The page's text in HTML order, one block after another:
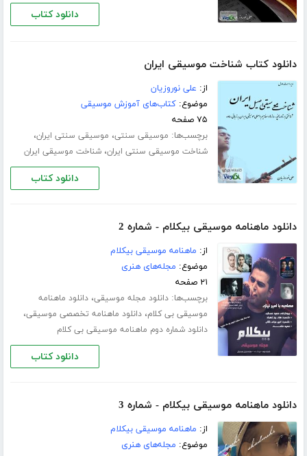
دانلود کتاب
دانلود کتاب شناخت موسیقی ایران
از: علی نوروزیان
موضوع:کتاب‌های آموزش موسیقی
۷۵ صفحه
برچسب‌ها: موسیقی سنتی، موسیقی سنتی ایران،
شناخت موسیقی سنتی ایران،شناخت موسیقی ایران
دانلود کتاب
دانلود ماهنامه موسیقی بیکلام - شماره 2
از: ماهنامه موسیقی بیکلام
موضوع: مجله‌های هنری
۲۱ صفحه
برچسب‌ها:دانلود مجله موسیقی،دانلود ماهنامه
موسیقی بی کلام،دانلود ماهنامه تخصصی موسیقی،
دانلود شماره دوم ماهنامه موسیقی بی کلام
دانلود کتاب
دانلود ماهنامه موسیقی بیکلام - شماره 3
از: ماهنامه موسیقی بیکلام
موضوع: مجله‌های هنری